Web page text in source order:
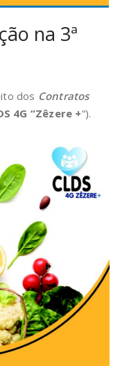
na 3ª
dos Contratos
4G “Zêzere +“).